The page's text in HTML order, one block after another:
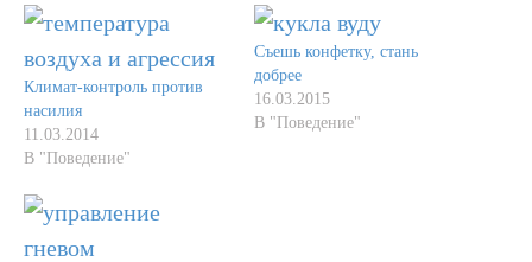
Климат-контроль против
насилия
11.03.2014
В "Поведение"
Съешь конфетку, стань
добрее
16.03.2015
В "Поведение"